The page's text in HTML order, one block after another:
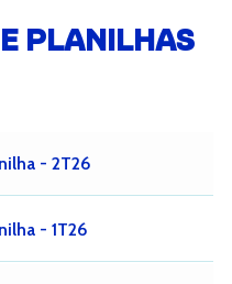
PLANILHAS
- 2T26
- 1T26